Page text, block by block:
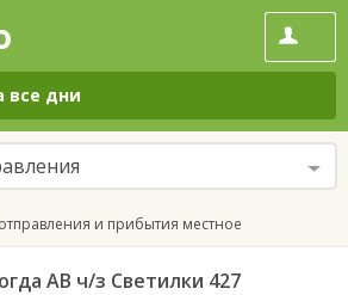
все дни
и прибытия местное
АВ ч/з Светилки 427